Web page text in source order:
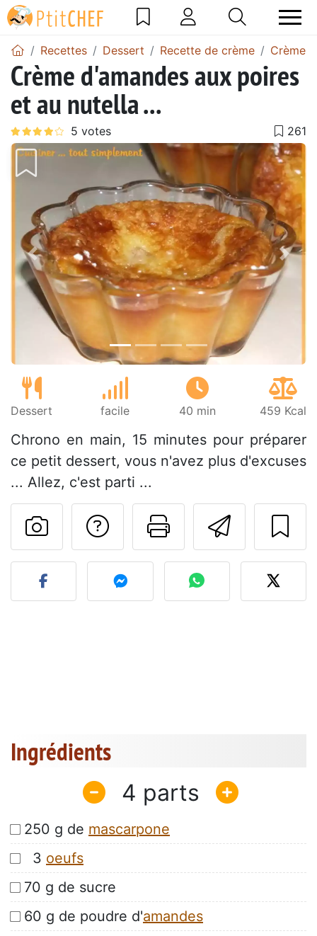
Recettes Dessert Recette de crème Crème
Crème d'amandes aux poires
et au nutella ...
Précédent
Dessert facile 40 min 459 Kcal
Chrono en main, 15 minutes pour préparer
ce petit dessert, vous n'avez plus d'excuses
... Allez, c'est parti ...
Imprimer
Poser une
Publier votre photo de
Ingrédients
4
250 g de mascarpone
3 oeufs
70 g de sucre
60 g de poudre d'amandes